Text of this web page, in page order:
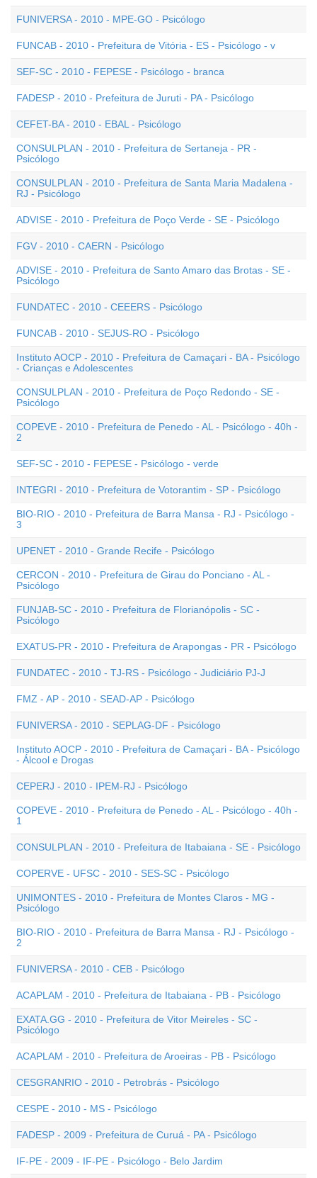
FUNIVERSA - 2010 - MPE-GO - Psicólogo
FUNCAB - 2010 - Prefeitura de Vitória - ES - Psicólogo - v
SEF-SC - 2010 - FEPESE - Psicólogo - branca
FADESP - 2010 - Prefeitura de Juruti - PA - Psicólogo
CEFET-BA - 2010 - EBAL - Psicólogo
CONSULPLAN - 2010 - Prefeitura de Sertaneja - PR -
Psicólogo
CONSULPLAN - 2010 - Prefeitura de Santa Maria Madalena -
RJ - Psicólogo
ADVISE - 2010 - Prefeitura de Poço Verde - SE - Psicólogo
FGV - 2010 - CAERN - Psicólogo
ADVISE - 2010 - Prefeitura de Santo Amaro das Brotas - SE -
Psicólogo
FUNDATEC - 2010 - CEEERS - Psicólogo
FUNCAB - 2010 - SEJUS-RO - Psicólogo
Instituto AOCP - 2010 - Prefeitura de Camaçari - BA - Psicólogo
- Crianças e Adolescentes
CONSULPLAN - 2010 - Prefeitura de Poço Redondo - SE -
Psicólogo
COPEVE - 2010 - Prefeitura de Penedo - AL - Psicólogo - 40h -
2
SEF-SC - 2010 - FEPESE - Psicólogo - verde
INTEGRI - 2010 - Prefeitura de Votorantim - SP - Psicólogo
BIO-RIO - 2010 - Prefeitura de Barra Mansa - RJ - Psicólogo -
3
UPENET - 2010 - Grande Recife - Psicólogo
CERCON - 2010 - Prefeitura de Girau do Ponciano - AL -
Psicólogo
FUNJAB-SC - 2010 - Prefeitura de Florianópolis - SC -
Psicólogo
EXATUS-PR - 2010 - Prefeitura de Arapongas - PR - Psicólogo
FUNDATEC - 2010 - TJ-RS - Psicólogo - Judiciário PJ-J
FMZ - AP - 2010 - SEAD-AP - Psicólogo
FUNIVERSA - 2010 - SEPLAG-DF - Psicólogo
Instituto AOCP - 2010 - Prefeitura de Camaçari - BA - Psicólogo
- Álcool e Drogas
CEPERJ - 2010 - IPEM-RJ - Psicólogo
COPEVE - 2010 - Prefeitura de Penedo - AL - Psicólogo - 40h -
1
CONSULPLAN - 2010 - Prefeitura de Itabaiana - SE - Psicólogo
COPERVE - UFSC - 2010 - SES-SC - Psicólogo
UNIMONTES - 2010 - Prefeitura de Montes Claros - MG -
Psicólogo
BIO-RIO - 2010 - Prefeitura de Barra Mansa - RJ - Psicólogo -
2
FUNIVERSA - 2010 - CEB - Psicólogo
ACAPLAM - 2010 - Prefeitura de Itabaiana - PB - Psicólogo
EXATA.GG - 2010 - Prefeitura de Vitor Meireles - SC -
Psicólogo
ACAPLAM - 2010 - Prefeitura de Aroeiras - PB - Psicólogo
CESGRANRIO - 2010 - Petrobrás - Psicólogo
CESPE - 2010 - MS - Psicólogo
FADESP - 2009 - Prefeitura de Curuá - PA - Psicólogo
IF-PE - 2009 - IF-PE - Psicólogo - Belo Jardim